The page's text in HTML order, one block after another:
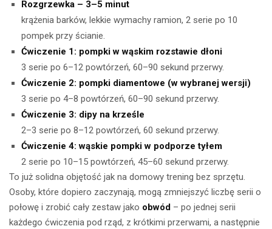
Rozgrzewka – 3–5 minut
krążenia barków, lekkie wymachy ramion, 2 serie po 10
pompek przy ścianie.
Ćwiczenie 1: pompki w wąskim rozstawie dłoni
3 serie po 6–12 powtórzeń, 60–90 sekund przerwy.
Ćwiczenie 2: pompki diamentowe (w wybranej wersji)
3 serie po 4–8 powtórzeń, 60–90 sekund przerwy.
Ćwiczenie 3: dipy na krześle
2–3 serie po 8–12 powtórzeń, 60 sekund przerwy.
Ćwiczenie 4: wąskie pompki w podporze tyłem
2 serie po 10–15 powtórzeń, 45–60 sekund przerwy.
To już solidna objętość jak na domowy trening bez sprzętu.
Osoby, które dopiero zaczynają, mogą zmniejszyć liczbę serii o
połowę i zrobić cały zestaw jako obwód – po jednej serii
każdego ćwiczenia pod rząd, z krótkimi przerwami, a następnie